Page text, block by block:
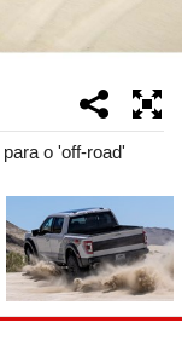
o 'off-road'